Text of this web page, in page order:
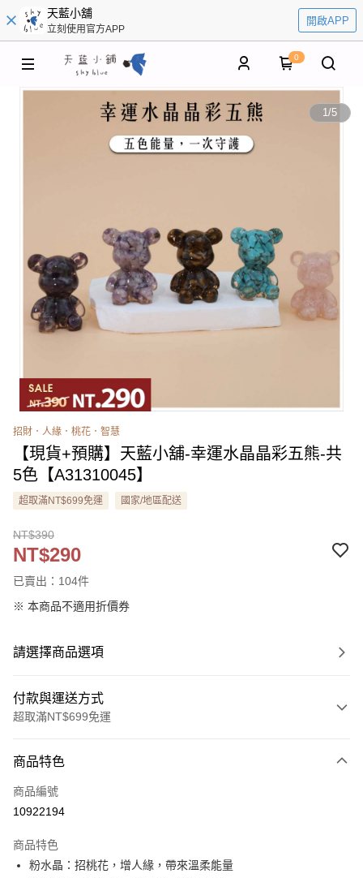
天藍小舖
立刻使用官方APP
開啟APP
0
1/5
招財．人緣．桃花．智慧
【現貨+預購】天藍小舖-幸運水晶晶彩五熊-共
5色【A31310045】
超取滿NT$699免運 國家/地區配送
NT$390
NT$290
已賣出：104件
※ 本商品不適用折價券
請選擇商品選項
付款與運送方式
超取滿NT$699免運
信用卡一次付款
超商取貨付款
Apple Pay
商品特色
商品編號
10922194
商品特色
粉水晶：招桃花，增人緣，帶來溫柔能量